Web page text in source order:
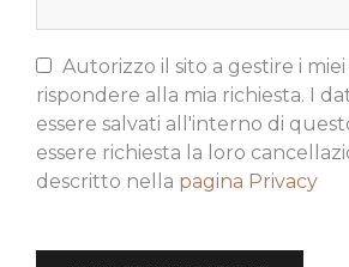
Autorizzo il sito a gestire i
rispondere alla mia richiesta. I
essere salvati all'interno di
essere richiesta la loro
descritto nella pagina Privacy